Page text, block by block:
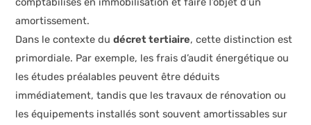
amortissement.
Dans le contexte dudécret tertiaire, cette distinction est
primordiale. Par exemple, les frais d’audit énergétique ou
les études préalables peuvent être déduits
immédiatement, tandis que les travaux de rénovation ou
les équipements installés sont souvent amortissables sur